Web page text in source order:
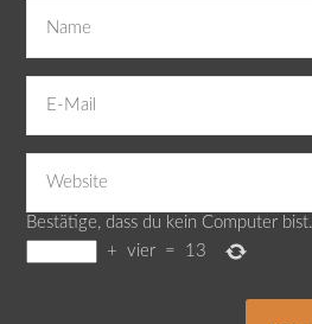
Bestätige, dass du kein Computer bist.
+ vier = 13